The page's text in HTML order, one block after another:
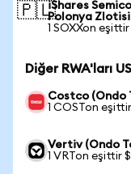
🇵🇱iShares
Polonya
1 SOXXon
Diğer RWA'ları
Costco (Ondo
1 COSTon
Vertiv (Ondo
1 VRTon eşittir